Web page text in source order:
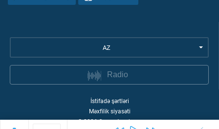
AZ
Radio
İstifadə şərtləri
Məxfilik siyasəti
©2026Quran Academy